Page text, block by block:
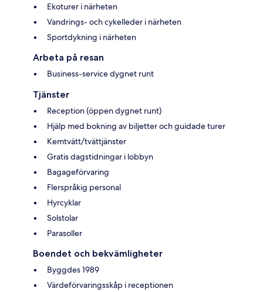
Ekoturer i närheten
Vandrings- och cykelleder i närheten
Sportdykning i närheten
Arbeta på resan
Business-service dygnet runt
Tjänster
Reception (öppen dygnet runt)
Hjälp med bokning av biljetter och guidade turer
Kemtvätt/tvättjänster
Gratis dagstidningar i lobbyn
Bagageförvaring
Flerspråkig personal
Hyrcyklar
Solstolar
Parasoller
Boendet och bekvämligheter
Byggdes 1989
Värdeförvaringsskåp i receptionen